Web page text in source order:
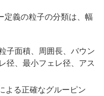
定義の粒子の分類は、幅
子面積、周囲長、 バウン
径、最小フェレ径、アス
よる正確なグルーピン